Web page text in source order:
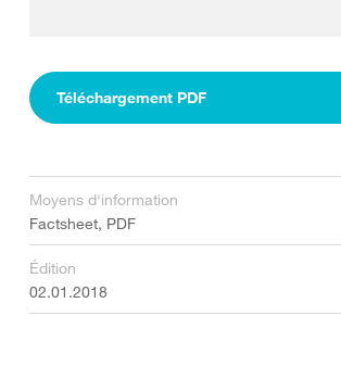
Téléchargement PDF
Moyens d'information
Factsheet, PDF
Édition
02.01.2018